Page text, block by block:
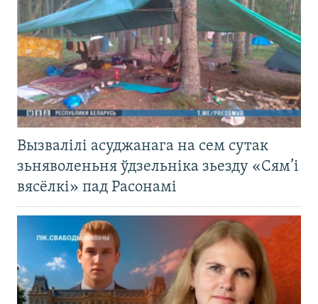
Вызвалілі асуджанага на сем сутак
зьняволеньня ўдзельніка зьезду «Сям’і
вясёлкі» пад Расонамі